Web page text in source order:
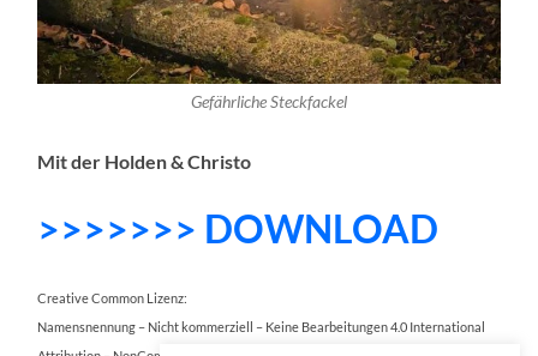
Gefährliche Steckfackel
Mit der Holden & Christo
>>>>>>> DOWNLOAD
Creative Common Lizenz:
Namensnennung – Nicht kommerziell – Keine Bearbeitungen 4.0 International